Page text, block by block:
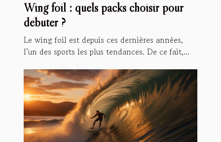
Wing foil : quels packs choisir pour
débuter ?
Le wing foil est depuis ces dernières années,
l’un des sports les plus tendances. De ce fait,...